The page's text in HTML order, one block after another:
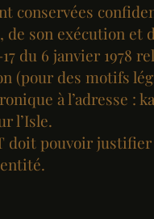
conservées
son exécution et
du 6 janvier 1978
(pour des motifs
à l’adresse :
l’Isle.
doit pouvoir